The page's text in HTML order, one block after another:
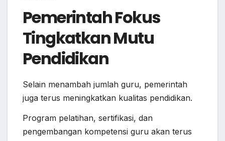
Pemerintah Fokus
Tingkatkan Mutu
Pendidikan
Selain menambah jumlah guru, pemerintah
juga terus meningkatkan kualitas pendidikan.
Program pelatihan, sertifikasi, dan
pengembangan kompetensi guru akan terus